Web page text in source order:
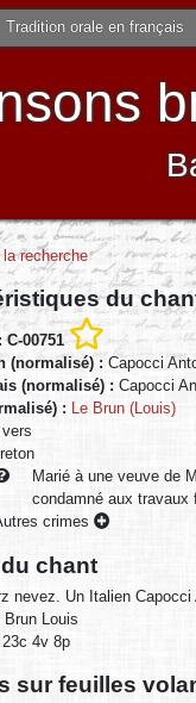
Tradition orale en français
recherche
du
C-00751
(normalisé) : Capocci
(normalisé) : Capocci
: Le Brun (Louis)
vers
Marié à une veuve de
condamné aux travaux
crimes
chant
nevez. Un Italien
Brun Louis
23c 4v 8p
sur feuilles